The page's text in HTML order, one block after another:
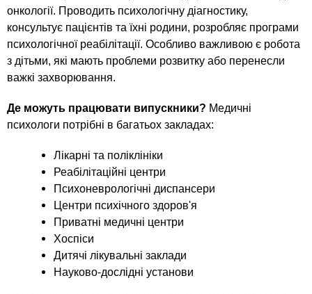
f
o
онкології. Проводить психологічну діагностику,
консультує пацієнтів та їхні родини, розробляє програми
психологічної реабілітації. Особливо важливою є робота
з дітьми, які мають проблеми розвитку або перенесли
важкі захворювання.
Де можуть працювати випускники? Медичні
психологи потрібні в багатьох закладах:
Лікарні та поліклініки
Реабілітаційні центри
Психоневрологічні диспансери
Центри психічного здоров'я
Приватні медичні центри
Хоспіси
Дитячі лікувальні заклади
Науково-дослідні установи